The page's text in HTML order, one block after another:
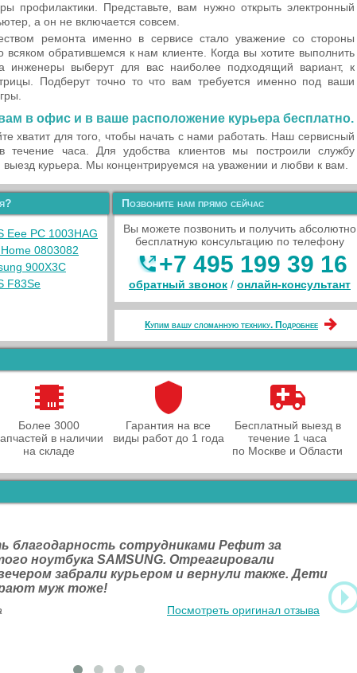
профилактики. Представьте, вам нужно открыть электронный
а он не включается совсем.
ремонта именно в сервисе стало уважение со стороны
всяком обратившемся к нам клиенте. Когда вы хотите выполнить
инженеры выберут для вас наиболее подходящий вариант, к
Подберут точно то что вам требуется именно под ваши
в офис и в ваше расположение курьера бесплатно.
хватит для того, чтобы начать с нами работать. Наш сервисный
часа. Для удобства клиентов мы построили службу
курьера. Мы концентрируемся на уважении и любви к вам.
Eee PC 1003HAG
0803082
900X3C
F83Se
Позвоните нам прямо сейчас
Вы можете позвонить и получить абсолютно
бесплатную консультацию по телефону
+7 495 199 39 16
обратный звонок / онлайн‑консультант
Купим вашу сломанную технику. Подробнее
Более 3000
в наличии
на складе
Гарантия на все
виды работ до 1 года
Бесплатный выезд в
течение 1 часа
по Москве и Области
благодарность сотрудниками Рефит за
ноутбука SAMSUNG. Отреагировали
забрали курьером и вернули также. Дети
муж тоже!
Посмотреть оригинал отзыва